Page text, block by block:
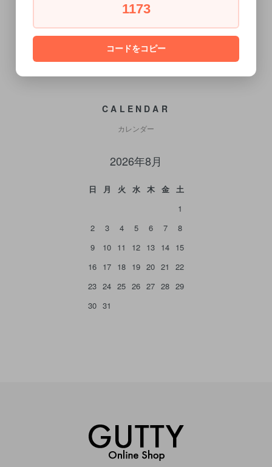
CALENDAR
カレンダー
2026年8月
日 月 火 水 木 金
土
1
2
3 4 5 6 7
8
9
10 11 12 13 14 15
16 17 18 19 20 21
22
23 24 25 26 27 28 29
30 31
1173
コードをコピー